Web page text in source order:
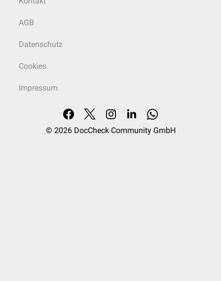
AGB
Datenschutz
Cookies
Impressum
© 2026 DocCheck Community GmbH